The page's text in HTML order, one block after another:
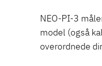
NEO-PI-3
model (også
overordnede